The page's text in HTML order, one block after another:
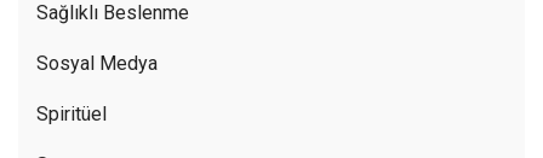
Sağlıklı Beslenme
Sosyal Medya
Spiritüel